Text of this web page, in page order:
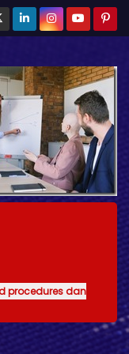
procedures dan